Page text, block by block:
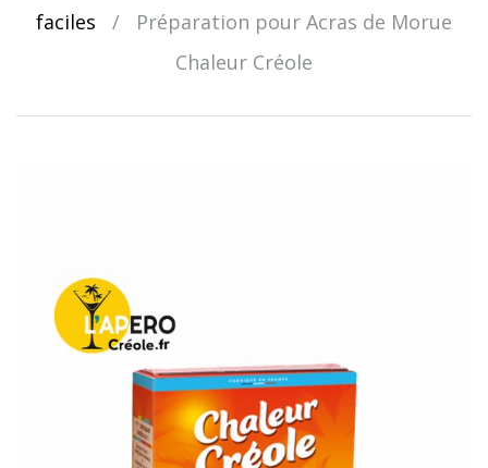
faciles
/
Préparation pour Acras de Morue
Chaleur Créole